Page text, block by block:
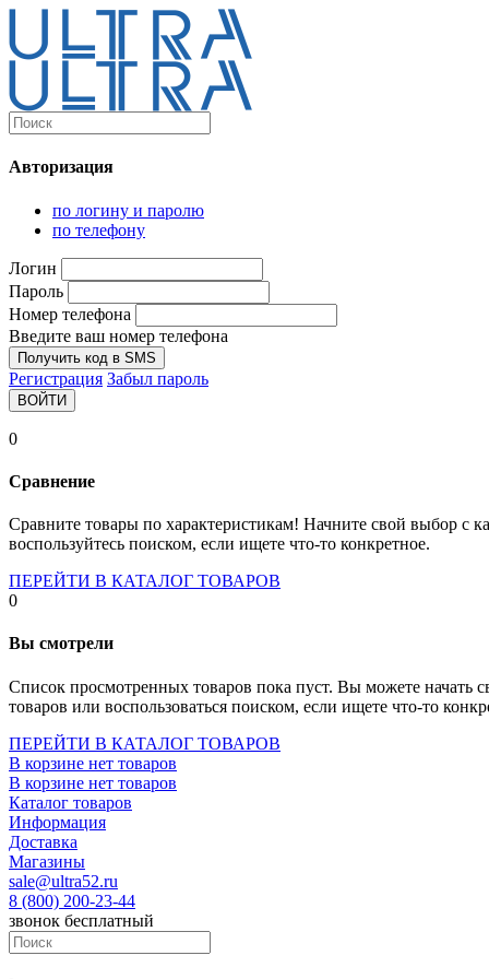
Каталог
Компьютеры и комплектующие
Персональные компьютеры
Моноблоки
Мониторы
Комплектующие
Socket-2066
Socket-775
Socket-fm2
Socket-am4
Socket- intel s1151
Socket- intel s2066
Socket- intel s1700
Авторизация
по логину и паролю
по телефону
Логин
Пароль
Номер телефона
Введите ваш номер телефона
Получить код в SMS
Регистрация Забыл пароль
ВОЙТИ
0
Сравнение
Сравните товары по характеристикам! Начните свой выбор с
воспользуйтесь поиском, если ищете что-то конкретное.
ПЕРЕЙТИ В КАТАЛОГ ТОВАРОВ
0
Вы смотрели
Список просмотренных товаров пока пуст. Вы можете начать
товаров или воспользоваться поиском, если ищете что-то
ПЕРЕЙТИ В КАТАЛОГ ТОВАРОВ
В корзине нет товаров
В корзине нет товаров
Каталог товаров
Информация
Доставка
Магазины
sale@ultra52.ru
8 (800) 200-23-44
звонок бесплатный